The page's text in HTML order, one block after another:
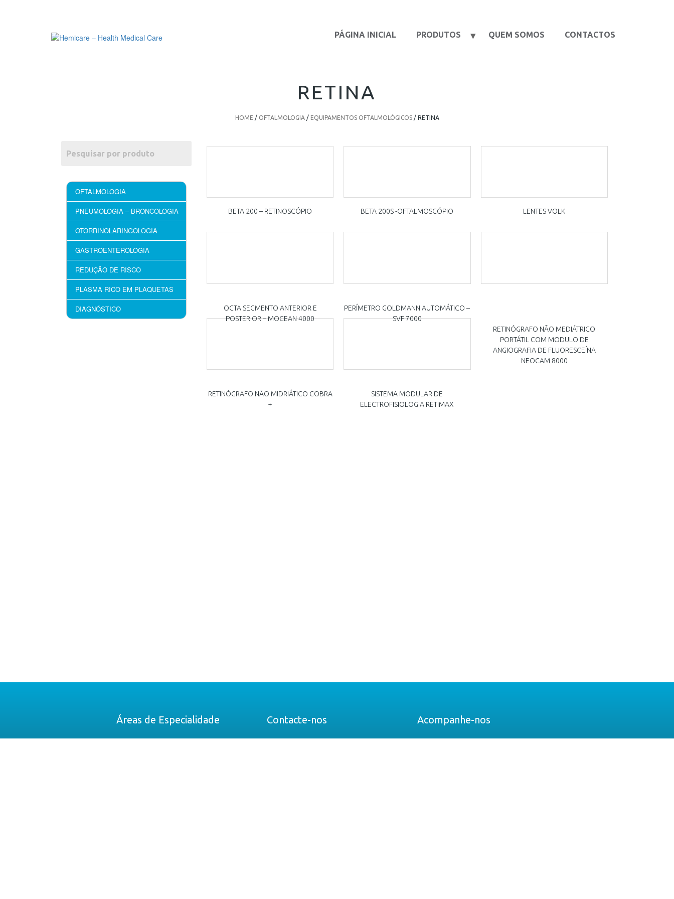
PÁGINA INICIAL PRODUTOS QUEM SOMOS CONTACTOS
RETINA
HOME / OFTALMOLOGIA/ EQUIPAMENTOS OFTALMOLÓGICOS/ RETINA
OFTALMOLOGIA
PNEUMOLOGIA – BRONCOLOGIA
OTORRINOLARINGOLOGIA
GASTROENTEROLOGIA
REDUÇÃO DE RISCO
PLASMA RICO EM PLAQUETAS
DIAGNÓSTICO
BETA 200 – RETINOSCÓPIO BETA 200S -OFTALMOSCÓPIO LENTES VOLK
OCTA SEGMENTO ANTERIOR E
POSTERIOR – MOCEAN 4000
PERÍMETRO GOLDMANN AUTOMÁTICO –
SVF 7000
RETINÓGRAFO NÃO MEDIÁTRICO
PORTÁTIL COM MODULO DE
ANGIOGRAFIA DE FLUORESCEÍNA
NEOCAM 8000
RETINÓGRAFO NÃO MIDRIÁTICO COBRA
+
SISTEMA MODULAR DE
ELECTROFISIOLOGIA RETIMAX
Áreas de Especialidade Contacte-nos Acompanhe-nos